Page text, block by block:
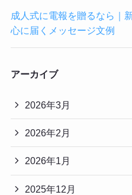
成人式に電報を贈るなら｜
心に届くメッセージ文例
アーカイブ
2026年3月
2026年2月
2026年1月
2025年12月